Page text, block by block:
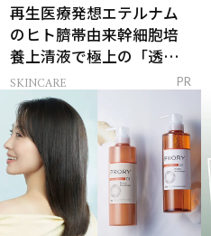
再生医療発想エテルナム
のヒト臍帯由来幹細胞培
養上清液で極上の「透明
感ハリ肌」へ
SKINCARE PR